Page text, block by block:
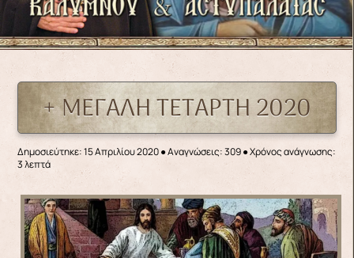
+ ΜΕΓΑΛΗ ΤΕΤΑΡΤΗ 2020
Δημοσιεύτηκε: 15 Απριλίου 2020●Αναγνώσεις: 309● Χρόνος ανάγνωσης:
3 λεπτά